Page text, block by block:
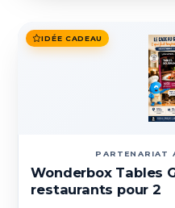
IDÉE CADEAU
PARTENARIAT
Wonderbox Tables
restaurants pour 2